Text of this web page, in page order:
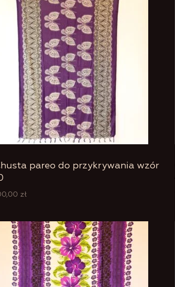
pareo do przykrywania wzór
zł